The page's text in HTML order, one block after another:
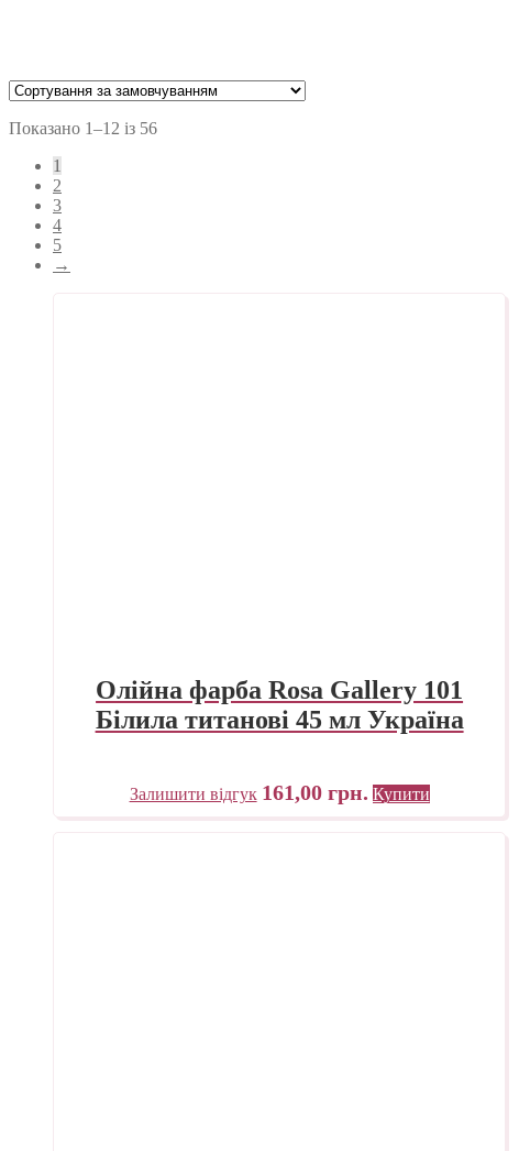
Показано 1–12 із 56
1
2
3
4
5
→
Олійна фарба Rosa Gallery 101
Білила титанові 45 мл Україна
Залишити відгук 161,00 грн. Купити